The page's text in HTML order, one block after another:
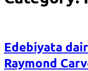
Edebiyata
Raymond